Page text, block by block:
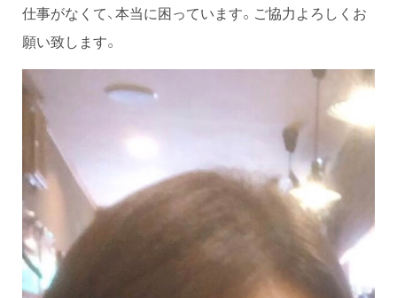
仕事がなくて、本当に困っています。ご協力よろしくお
願い致します。